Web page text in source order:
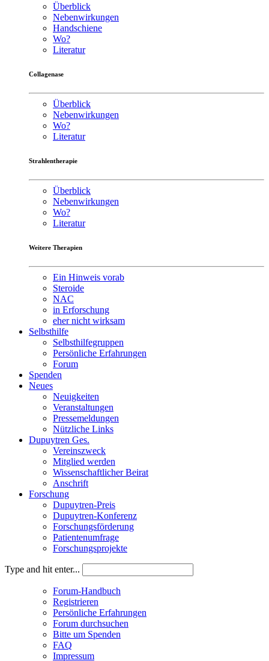
Überblick
Nebenwirkungen
Handschiene
Wo?
Literatur
Collagenase
Überblick
Nebenwirkungen
Wo?
Literatur
Strahlentherapie
Überblick
Nebenwirkungen
Wo?
Literatur
Weitere Therapien
Ein Hinweis vorab
Steroide
NAC
in Erforschung
eher nicht wirksam
Selbsthilfe
Selbsthilfegruppen
Persönliche Erfahrungen
Forum
Spenden
Neues
Neuigkeiten
Veranstaltungen
Pressemeldungen
Nützliche Links
Dupuytren Ges.
Vereinszweck
Mitglied werden
Wissenschaftlicher Beirat
Anschrift
Forschung
Dupuytren-Preis
Dupuytren-Konferenz
Forschungsförderung
Patientenumfrage
Forschungsprojekte
Type and hit enter...
Forum-Handbuch
Registrieren
Persönliche Erfahrungen
Forum durchsuchen
Bitte um Spenden
FAQ
Impressum